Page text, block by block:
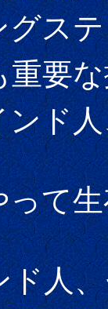
ステ
要な
ド人
て生
人、